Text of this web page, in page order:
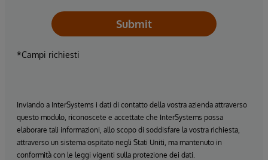
Submit
*Campi richiesti
Inviando a InterSystems i dati di contatto della vostra azienda attraverso
questo modulo, riconoscete e accettate che InterSystems possa
elaborare tali informazioni, allo scopo di soddisfare la vostra richiesta,
attraverso un sistema ospitato negli Stati Uniti, ma mantenuto in
conformità con le leggi vigenti sulla protezione dei dati.